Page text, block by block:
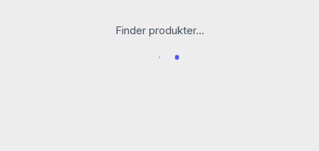
Finder produkter...